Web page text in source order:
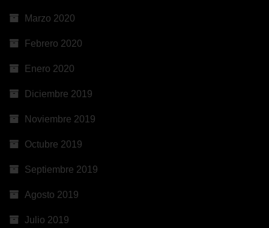
Marzo 2020
Febrero 2020
Enero 2020
Diciembre 2019
Noviembre 2019
Octubre 2019
Septiembre 2019
Agosto 2019
Julio 2019